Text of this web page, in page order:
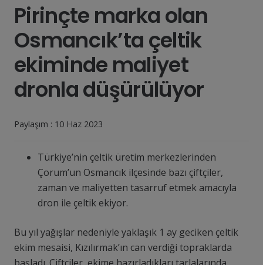
Pirinçte marka olan
Osmancık’ta çeltik
ekiminde maliyet
dronla düşürülüyor
Paylaşım : 10 Haz 2023
Türkiye’nin çeltik üretim merkezlerinden
Çorum’un Osmancık ilçesinde bazı çiftçiler,
zaman ve maliyetten tasarruf etmek amacıyla
dron ile çeltik ekiyor.
Bu yıl yağışlar nedeniyle yaklaşık 1 ay geciken çeltik
ekim mesaisi, Kızılırmak’ın can verdiği topraklarda